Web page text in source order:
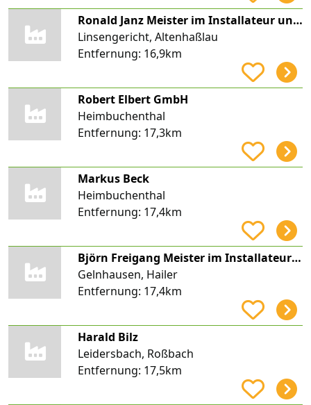
Ronald Janz Meister im Installateur und Heizungsbauer-Handwerk
Linsengericht, Altenhaßlau
Entfernung: 16,9km
Robert Elbert GmbH
Heimbuchenthal
Entfernung: 17,3km
Markus Beck
Heimbuchenthal
Entfernung: 17,4km
Björn Freigang Meister im Installateur und Heizungsbauer-Handwerk
Gelnhausen, Hailer
Entfernung: 17,4km
Harald Bilz
Leidersbach, Roßbach
Entfernung: 17,5km